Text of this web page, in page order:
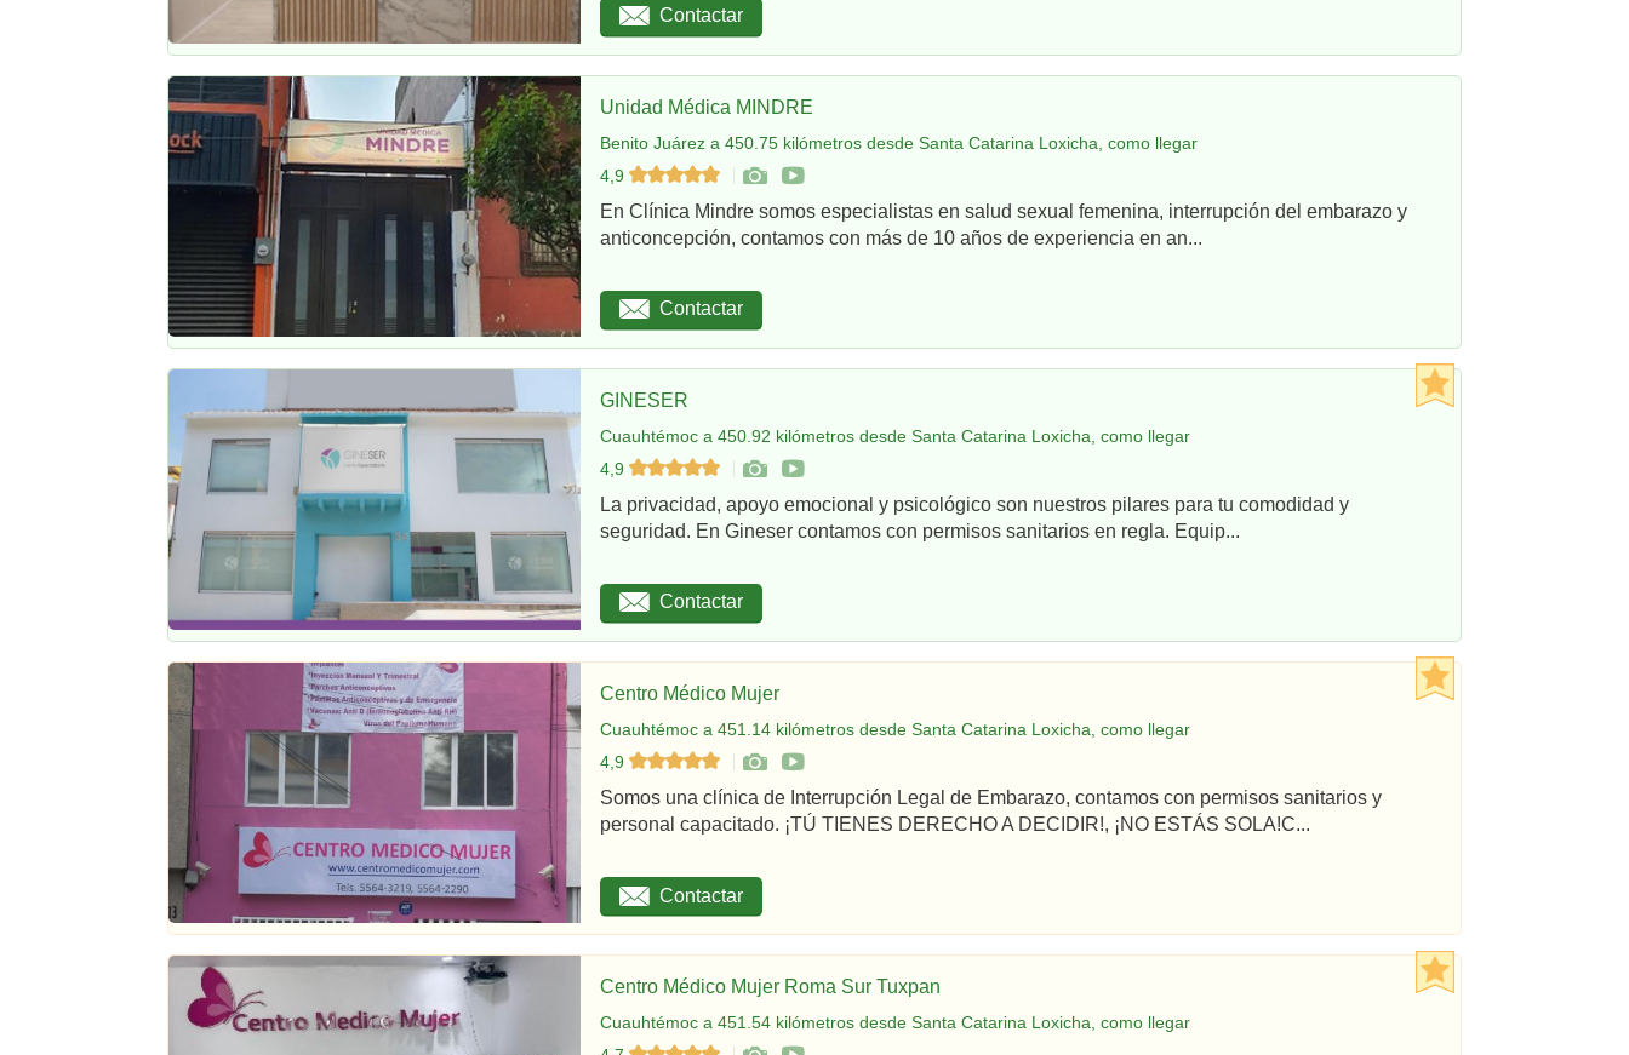
Contactar
Unidad Médica MINDRE
Benito Juárez a 450.75 kilómetros desde Santa Catarina Loxicha, como llegar
4,9
En Clínica Mindre somos especialistas en salud sexual femenina, interrupción del embarazo y
anticoncepción, contamos con más de 10 años de experiencia en an...
Contactar
GINESER
Cuauhtémoc a 450.92 kilómetros desde Santa Catarina Loxicha, como llegar
4,9
La privacidad, apoyo emocional y psicológico son nuestros pilares para tu comodidad y
seguridad. En Gineser contamos con permisos sanitarios en regla. Equip...
Contactar
Centro Médico Mujer
Cuauhtémoc a 451.14 kilómetros desde Santa Catarina Loxicha, como llegar
4,9
Somos una clínica de Interrupción Legal de Embarazo, contamos con permisos sanitarios y
personal capacitado. ¡TÚ TIENES DERECHO A DECIDIR!, ¡NO ESTÁS SOLA!C...
Contactar
Centro Médico Mujer Roma Sur Tuxpan
Cuauhtémoc a 451.54 kilómetros desde Santa Catarina Loxicha, como llegar